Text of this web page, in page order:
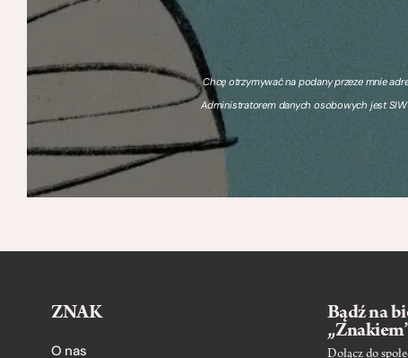
Chcę otrzymywać na podany przeze mnie
Administratorem danych osobowych jest SIW
ZNAK
O nas
Bądź na
Dołącz do